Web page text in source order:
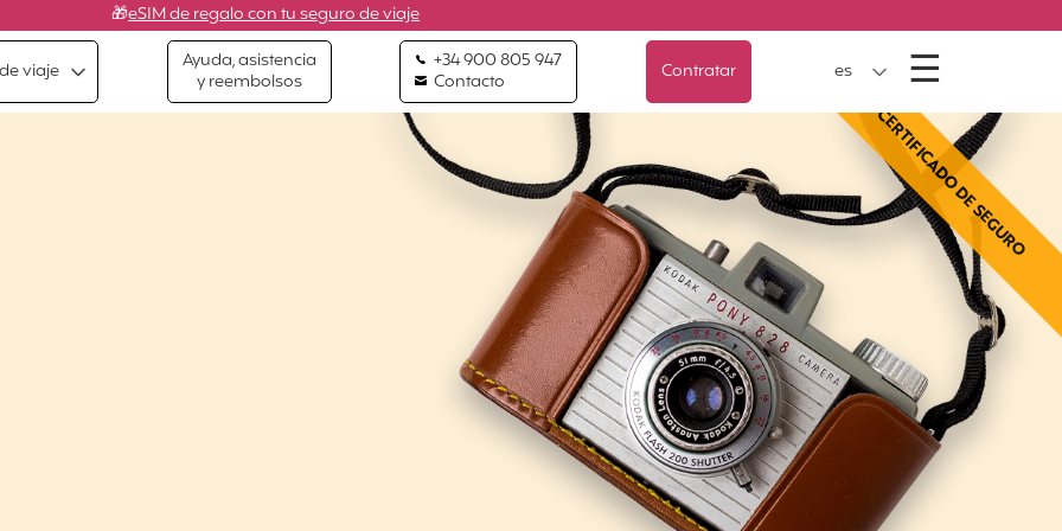
🎁eSIM de regalo con tu seguro de viaje
viaje
Ayuda, asistencia
y reembolsos
+34 900 805 947
Contacto
Contratar es ☰
CERTIFICADO DE SEGURO